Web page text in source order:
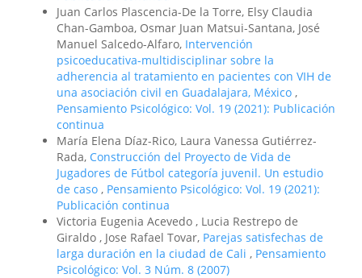
Juan Carlos Plascencia-De la Torre, Elsy Claudia
Chan-Gamboa, Osmar Juan Matsui-Santana, José
Manuel Salcedo-Alfaro, Intervención
psicoeducativa-multidisciplinar sobre la
adherencia al tratamiento en pacientes con VIH de
una asociación civil en Guadalajara, México ,
Pensamiento Psicológico: Vol. 19 (2021): Publicación
continua
María Elena Díaz-Rico, Laura Vanessa Gutiérrez-
Rada, Construcción del Proyecto de Vida de
Jugadores de Fútbol categoría juvenil. Un estudio
de caso , Pensamiento Psicológico: Vol. 19 (2021):
Publicación continua
Victoria Eugenia Acevedo , Lucia Restrepo de
Giraldo , Jose Rafael Tovar, Parejas satisfechas de
larga duración en la ciudad de Cali , Pensamiento
Psicológico: Vol. 3 Núm. 8 (2007)